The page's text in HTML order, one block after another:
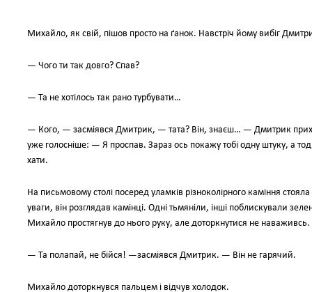
Михайло, як свій, пішов просто на ґанок. Навстріч йому вибіг
— Чого ти так довго? Спав?
— Та не хотілось так рано турбувати…
— Кого, — засміявся Дмитрик, — тата? Він, знаєш… — Дмитрик
уже голосніше: — Я проспав. Зараз ось покажу тобі одну штуку, а
хати.
На письмовому столі посеред уламків різноколірного каміння
уваги, він розглядав камінці. Одні тьмяніли, інші поблискували
Михайло простягнув до нього руку, але доторкнутися не наваживсь.
— Та полапай, не бійся! —засміявся Дмитрик. — Він не гарячий.
Михайло доторкнувся пальцем і відчув холодок.